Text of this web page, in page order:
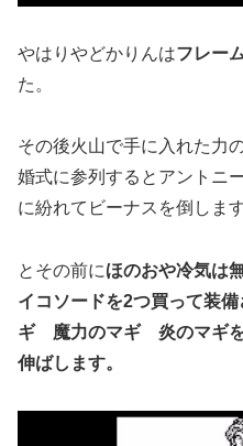
やはりやどかりんはフレー
た。
その後火山で手に入れた力
婚式に参列するとアントニ
に紛れてビーナスを倒します
とその前にほのおや冷気は
イコソードを2つ買って装備
ギ 魔力のマギ 炎のマギを
伸ばします。